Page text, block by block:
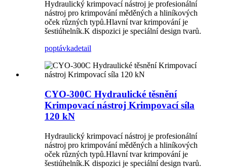
Hydraulický krimpovací nástroj je profesionální
nástroj pro krimpování měděných a hliníkových
oček různých typů.Hlavní tvar krimpování je
šestiúhelník.K dispozici je speciální design tvarů.
poptávkadetail
CYO-300C Hydraulické těsnění
Krimpovací nástroj Krimpovací síla
120 kN
Hydraulický krimpovací nástroj je profesionální
nástroj pro krimpování měděných a hliníkových
oček různých typů.Hlavní tvar krimpování je
šestiúhelník.K dispozici je speciální design tvarů.